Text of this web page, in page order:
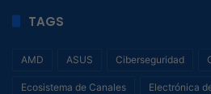
TAGS
AMD ASUS Ciberseguridad
Ecosistema de Canales Electrónica